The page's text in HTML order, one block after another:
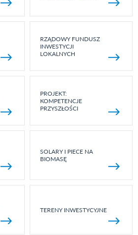
RZĄDOWY FUNDUSZ
INWESTYCJI
LOKALNYCH
PROJEKT:
KOMPETENCJE
PRZYSZŁOŚCI
SOLARY I PIECE NA
BIOMASĘ
TERENY INWESTYCYJNE